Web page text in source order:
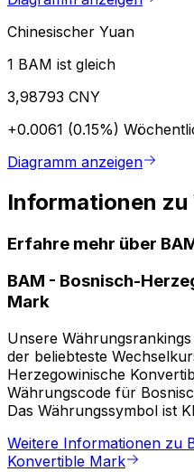
Chinesischer Yuan
1 BAM ist gleich
3,98793 CNY
+0.0061 (0.15%)
Diagramm anzeigen
Informationen zu
Erfahre mehr über
BAM - Bosnisch-
Mark
Unsere
der beliebteste
Herzegowinische
Währungscode für
Das Währungssymbol ist
Weitere Informationen zu
Konvertible Mark